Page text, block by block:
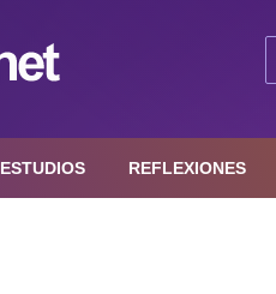
ESTUDIOS REFLEXIONES